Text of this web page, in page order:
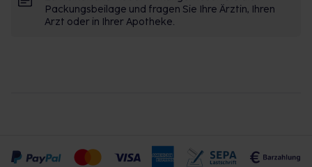
Packungsbeilage und fragen Sie Ihre Ärztin, Ihren
Arzt oder in Ihrer Apotheke.